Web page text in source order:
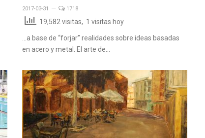
2017-03-31 1718
19,582 visitas, 1 visitas hoy
…a base de “forjar” realidades sobre ideas basadas
en acero y metal. El arte de…